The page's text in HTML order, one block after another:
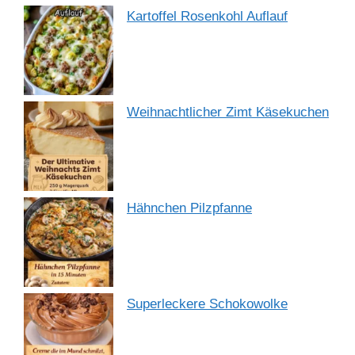
Kartoffel Rosenkohl Auflauf
Weihnachtlicher Zimt Käsekuchen
Hähnchen Pilzpfanne
Superleckere Schokowolke